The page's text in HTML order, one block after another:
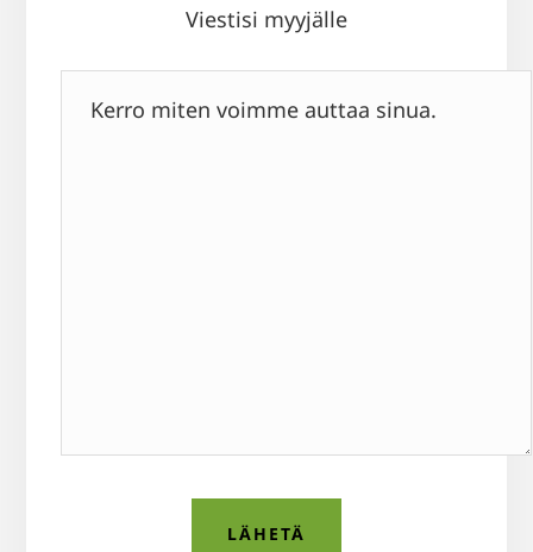
Viestisi myyjälle